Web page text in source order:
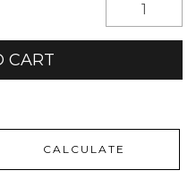
CALCULATE